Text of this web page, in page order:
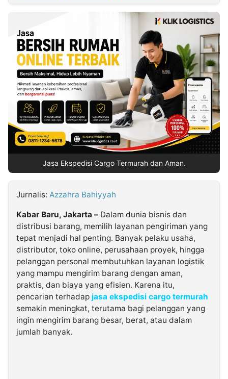
Partner
Insight
NTB
Suara
Time
Lens
IDN
Daily
Jogja
Jalan
Rakyat
Idealita
News
Kita
Notice
Dinamikapost.com
Radar
Baru
Seedbacklink
Kabarbaru
Kabarbaru.co
2026
Kabarbaru
Media
Holding
Jasa Ekspedisi Cargo Termurah dan Aman.
Jurnalis: Azzahra Bahiyyah
Kabar Baru, Jakarta – Dalam dunia bisnis dan
distribusi barang, memilih layanan pengiriman yang
tepat menjadi hal penting. Banyak pelaku usaha,
distributor, toko online, perusahaan proyek, hingga
pelanggan personal membutuhkan layanan logistik
yang mampu mengirim barang dengan aman,
praktis, dan biaya yang efisien. Karena itu,
pencarian terhadap jasa ekspedisi cargo termurah
semakin meningkat, terutama bagi pelanggan yang
ingin mengirim barang besar, berat, atau dalam
jumlah banyak.